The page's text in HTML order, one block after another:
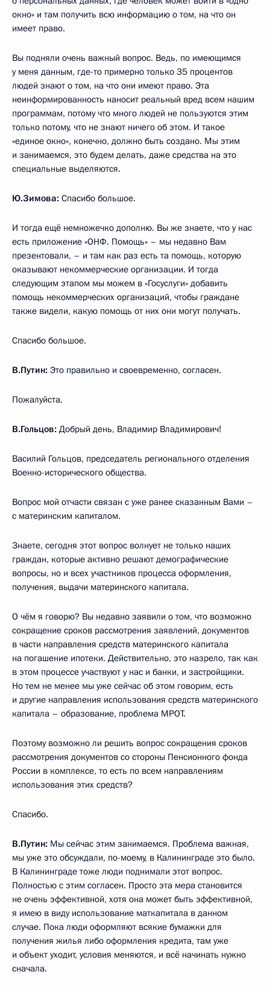
окно» и там получить всю информацию о том, на что он
имеет право.
Вы подняли очень важный вопрос. Ведь, по имеющимся
у меня данным, где-то примерно только 35 процентов
людей знают о том, на что они имеют право. Эта
неинформированность наносит реальный вред всем нашим
программам, потому что много людей не пользуются этим
только потому, что не знают ничего об этом. И такое
«единое окно», конечно, должно быть создано. Мы этим
и занимаемся, это будем делать, даже средства на это
специальные выделяются.
Ю.Зимова: Спасибо большое.
И тогда ещё немножечко дополню. Вы же знаете, что у нас
есть приложение «ОНФ. Помощь» – мы недавно Вам
презентовали, – и там как раз есть та помощь, которую
оказывают некоммерческие организации. И тогда
следующим этапом мы можем в «Госуслуги» добавить
помощь некоммерческих организаций, чтобы граждане
также видели, какую помощь от них они могут получать.
Спасибо большое.
В.Путин: Это правильно и своевременно, согласен.
Пожалуйста.
В.Гольцов: Добрый день, Владимир Владимирович!
Василий Гольцов, председатель регионального отделения
Военно-исторического общества.
Вопрос мой отчасти связан с уже ранее сказанным Вами –
с материнским капиталом.
Знаете, сегодня этот вопрос волнует не только наших
граждан, которые активно решают демографические
вопросы, но и всех участников процесса оформления,
получения, выдачи материнского капитала.
О чём я говорю? Вы недавно заявили о том, что возможно
сокращение сроков рассмотрения заявлений, документов
в части направления средств материнского капитала
на погашение ипотеки. Действительно, это назрело, так как
в этом процессе участвуют у нас и банки, и застройщики.
Но тем не менее мы уже сейчас об этом говорим, есть
и другие направления использования средств материнского
капитала – образование, проблема МРОТ.
Поэтому возможно ли решить вопрос сокращения сроков
рассмотрения документов со стороны Пенсионного фонда
России в комплексе, то есть по всем направлениям
использования этих средств?
Спасибо.
В.Путин: Мы сейчас этим занимаемся. Проблема важная,
мы уже это обсуждали, по-моему, в Калининграде это было.
В Калининграде тоже люди поднимали этот вопрос.
Полностью с этим согласен. Просто эта мера становится
не очень эффективной, хотя она может быть эффективной,
я имею в виду использование маткапитала в данном
случае. Пока люди оформляют всякие бумажки для
получения жилья либо оформления кредита, там уже
и объект уходит, условия меняются, и всё начинать нужно
сначала.